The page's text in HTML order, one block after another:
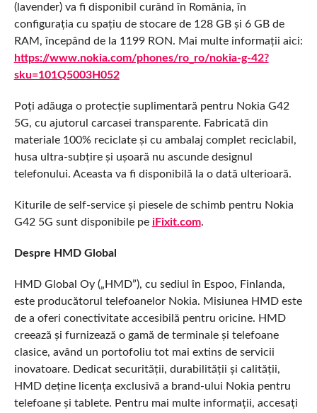
(lavender) va fi disponibil curând în România, în
configurația cu spațiu de stocare de 128 GB și 6 GB de
RAM, începând de la 1199 RON. Mai multe informații aici:
https://www.nokia.com/phones/ro_ro/nokia-g-42?
sku=101Q5003H052
Poți adăuga o protecție suplimentară pentru Nokia G42
5G, cu ajutorul carcasei transparente. Fabricată din
materiale 100% reciclate și cu ambalaj complet reciclabil,
husa ultra-subțire și ușoară nu ascunde designul
telefonului. Aceasta va fi disponibilă la o dată ulterioară.
Kiturile de self-service și piesele de schimb pentru Nokia
G42 5G sunt disponibile pe iFixit.com.
Despre HMD Global
HMD Global Oy („HMD”), cu sediul în Espoo, Finlanda,
este producătorul telefoanelor Nokia. Misiunea HMD este
de a oferi conectivitate accesibilă pentru oricine. HMD
creează și furnizează o gamă de terminale și telefoane
clasice, având un portofoliu tot mai extins de servicii
inovatoare. Dedicat securității, durabilității și calității,
HMD deține licența exclusivă a brand-ului Nokia pentru
telefoane și tablete. Pentru mai multe informații, accesați